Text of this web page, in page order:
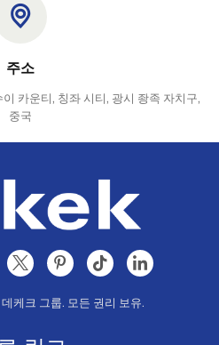
주소
카운티, 칭좌 시티, 광시 좡족 자치구,
중국
케크 그룹. 모든 권리 보유.